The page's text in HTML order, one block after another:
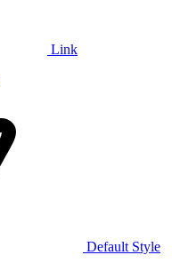
Link
Default Style